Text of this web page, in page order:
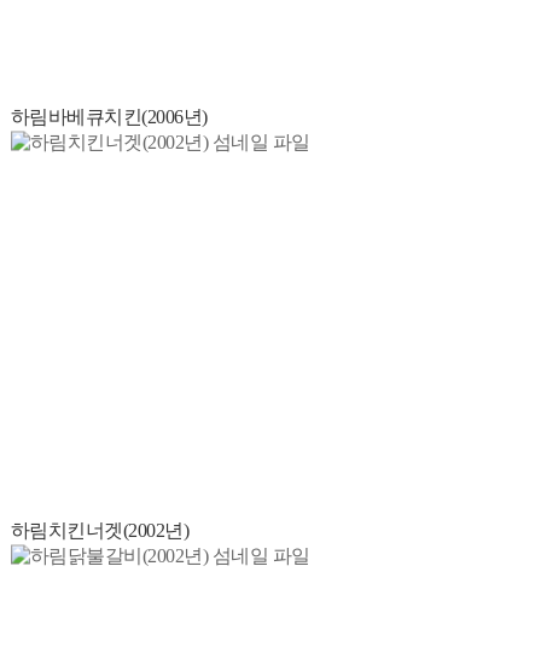
하림바베큐치킨(2006년)
하림치킨너겟(2002년)